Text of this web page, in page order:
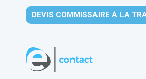
DEVIS COMMISSAIRE À LA